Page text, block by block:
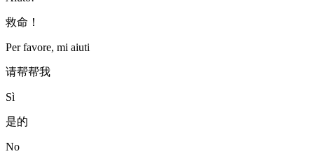
救命！
Per favore, mi aiuti
请帮帮我
Sì
是的
No